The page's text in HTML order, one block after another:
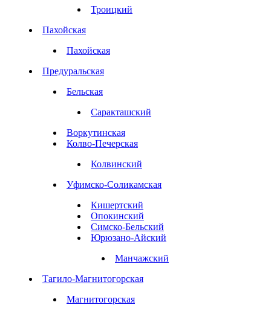
Троицкий
Пахойская
Пахойская
Предуральская
Бельская
Саракташский
Воркутинская
Колво-Печерская
Колвинский
Уфимско-Соликамская
Кишертский
Опокинский
Симско-Бельский
Юрюзано-Айский
Манчажский
Тагило-Магнитогорская
Магнитогорская